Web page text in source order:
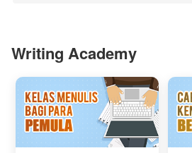
Writing Academy